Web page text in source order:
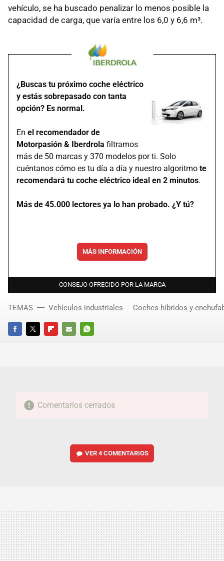
vehículo, se ha buscado penalizar lo menos posible la
capacidad de carga, que varía entre los 6,0 y 6,6 m³.
¿Buscas tu próximo coche eléctrico
y estás sobrepasado con tanta
opción? Es normal.
En el recomendador de
Motorpasión & Iberdrola filtramos
más de 50 marcas y 370 modelos por ti. Solo
cuéntanos cómo es tu día a día y nuestro algoritmo te
recomendará tu coche eléctrico ideal en 2 minutos.
Más de 45.000 lectores ya lo han probado. ¿Y tú?
MÁS INFORMACIÓN
CONSEJO OFRECIDO POR LA MARCA
FACEBOOKTWITTERFLIPBOARD
E-
WHATSAPP
TEMAS Vehículos industriales Coches híbridos y
Comentarios cerrados
VER4 COMENTARIOS